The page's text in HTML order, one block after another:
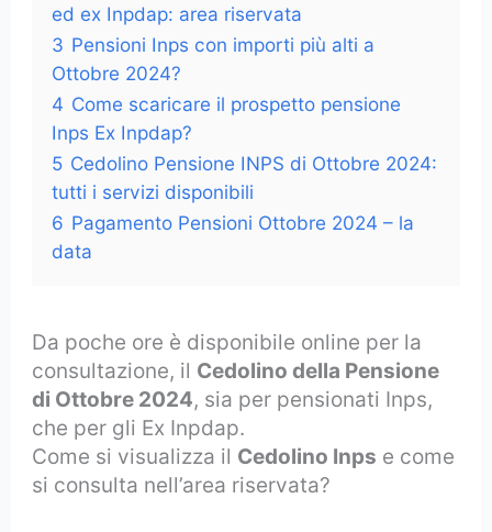
ed ex Inpdap: area riservata
3 Pensioni Inps con importi più alti a
Ottobre 2024?
4 Come scaricare il prospetto pensione
Inps Ex Inpdap?
5 Cedolino Pensione INPS di Ottobre 2024:
tutti i servizi disponibili
6 Pagamento Pensioni Ottobre 2024 – la
data
Da poche ore è disponibile online per la
consultazione, il Cedolino della Pensione
di Ottobre 2024, sia per pensionati Inps,
che per gli Ex Inpdap.
Come si visualizza il Cedolino Inps e come
si consulta nell’area riservata?